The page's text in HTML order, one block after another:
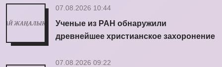
07.08.2026 10:44
Ученые из РАН обнаружили
древнейшее христианское захоронение
07.08.2026 09:22